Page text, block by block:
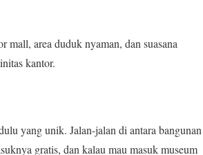
area duduk nyaman, dan suasana
kantor.
yang unik. Jalan-jalan di antara bangunan
gratis, dan kalau mau masuk museum